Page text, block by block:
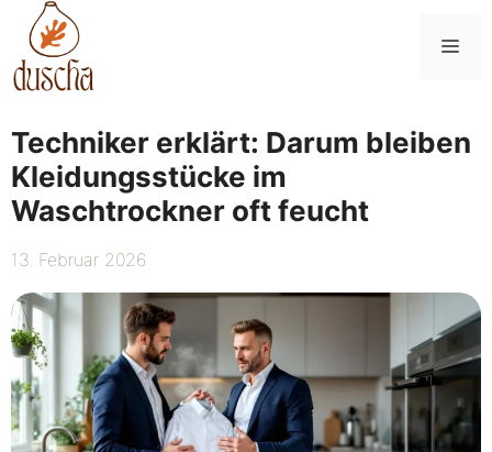
Zum
Inhalt
springen
Techniker erklärt: Darum bleiben
Kleidungsstücke im
Waschtrockner oft feucht
13. Februar 2026